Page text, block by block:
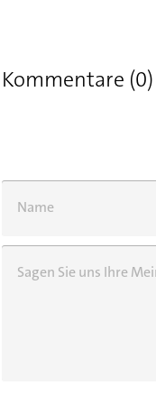
Kommentare (0)
Name
Sagen Sie uns Ihre